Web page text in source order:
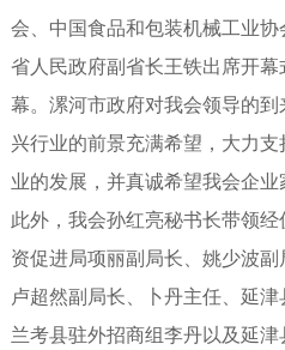
会、中国食品和包装机械工业
省人民政府副省长王铁出席开
幕。漯河市政府对我会领导的
兴行业的前景充满希望，大力
业的发展，并真诚希望我会企业
此外，我会孙红亮秘书长带领
资促进局项丽副局长、姚少波
卢超然副局长、卜丹主任、延津
兰考县驻外招商组李丹以及延